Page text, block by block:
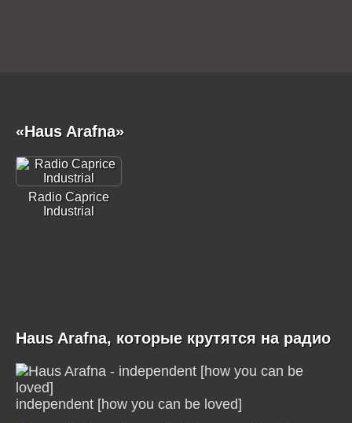
«Haus Arafna»
Radio Caprice
Industrial
Haus Arafna, которые крутятся на радио
independent [how you can be loved]